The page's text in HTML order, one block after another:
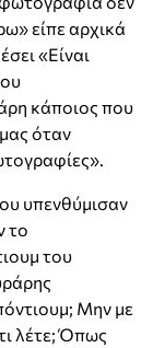
είπε αρχικά
«Είναι
κάποιος που
όταν
υπενθύμισαν
το
του
Μην με
λέτε; Όπως